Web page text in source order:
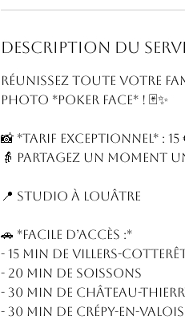
Description du
Réunissez toute votre
photo *Poker Face* ! 🃏✨
📸 *Tarif exceptionnel* :
👵 Partagez un moment
📍 Studio à Louâtre
🚗 *Facile d’accès :*
- 15 min de Villers-
- 20 min de Soissons
- 30 min de Château-
- 30 min de Crépy-en-Valois